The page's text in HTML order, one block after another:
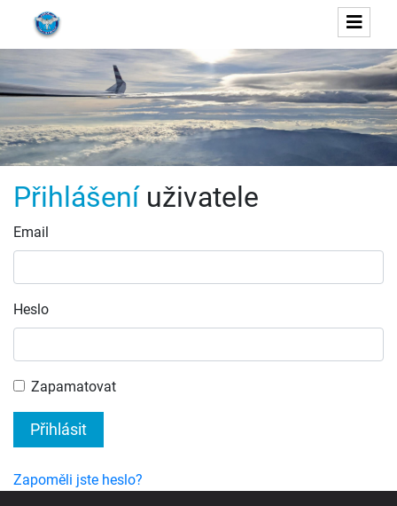
Přihlášeníuživatele
Email
Heslo
Zapamatovat
Přihlásit
Zapoměli jste heslo?